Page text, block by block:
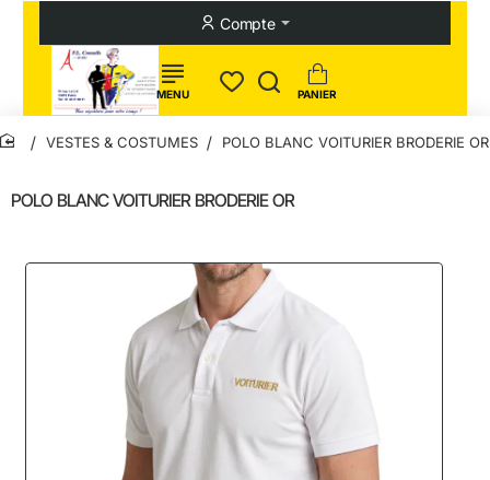
Compte
POLO BLANC VOITURIER BRODERIE OR
home
VESTES & COSTUMES POLO BLANC VOITURIER BRODERIE OR